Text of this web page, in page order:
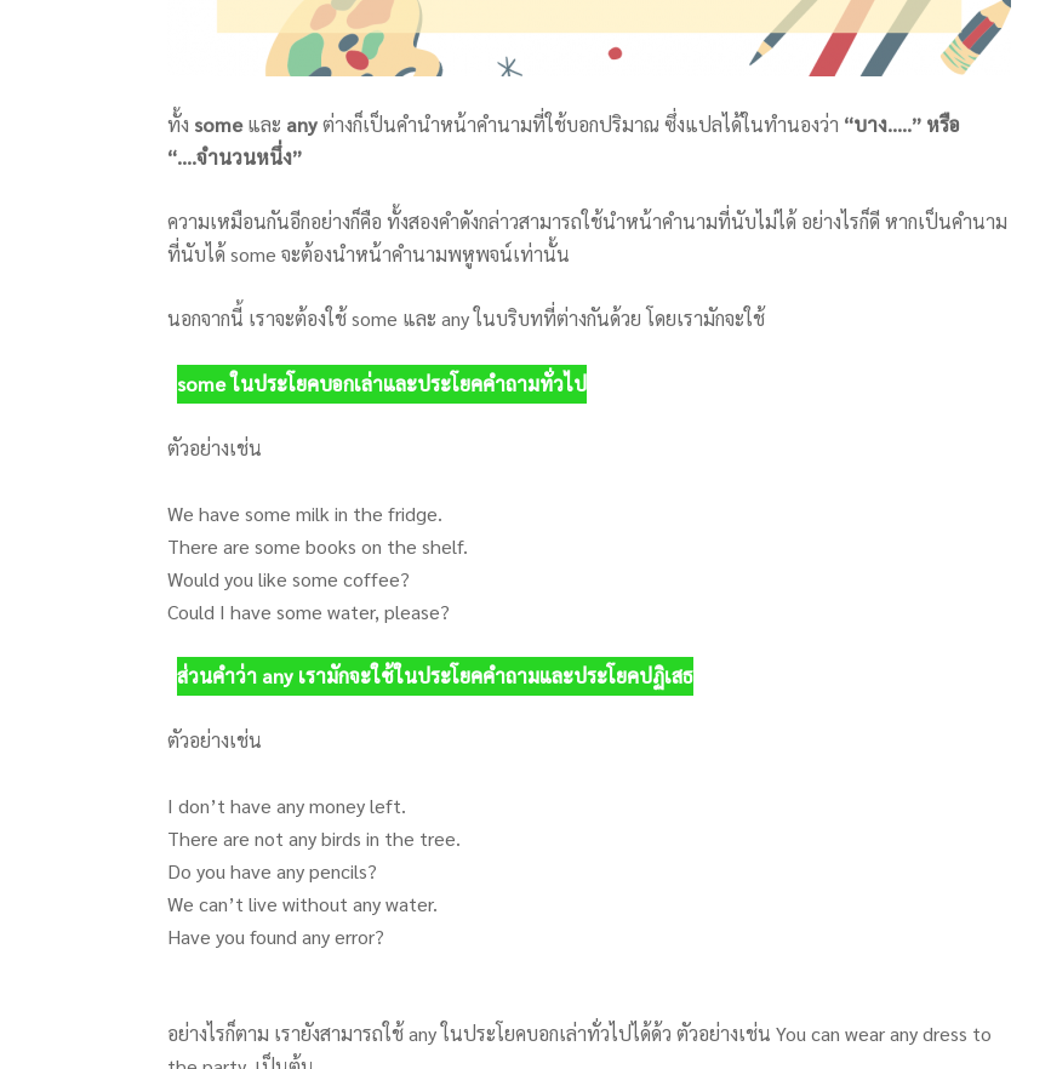
ทั้ง someและ anyต่างก็เป็นคำนำหน้าคำนามที่ใช้บอกปริมาณ ซึ่งแปลได้ในทำนองว่า “บาง…..” หรือ
“….จำนวนหนึ่ง”
ความเหมือนกันอีกอย่างก็คือ ทั้งสองคำดังกล่าวสามารถใช้นำหน้าคำนามที่นับไม่ได้ อย่างไรก็ดี หากเป็นคำนาม
ที่นับได้ some จะต้องนำหน้าคำนามพหูพจน์เท่านั้น
นอกจากนี้ เราจะต้องใช้ some และ any ในบริบทที่ต่างกันด้วย โดยเรามักจะใช้
some ในประโยคบอกเล่าและประโยคคำถามทั่วไป
ตัวอย่างเช่น
We have some milk in the fridge.
There are some books on the shelf.
Would you like some coffee?
Could I have some water, please?
ส่วนคำว่า any เรามักจะใช้ในประโยคคำถามและประโยคปฏิเสธ
ตัวอย่างเช่น
I don’t have any money left.
There are not any birds in the tree.
Do you have any pencils?
We can’t live without any water.
Have you found any error?
อย่างไรก็ตาม เรายังสามารถใช้ any ในประโยคบอกเล่าทั่วไปได้ด้ว ตัวอย่างเช่น You can wear any dress to